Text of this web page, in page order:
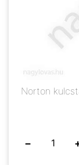
Norton
−